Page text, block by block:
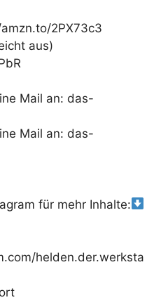
2PX73c3
aus)
Mail an: das-
Mail an: das-
für mehr Inhalte:
helden.der.werksta